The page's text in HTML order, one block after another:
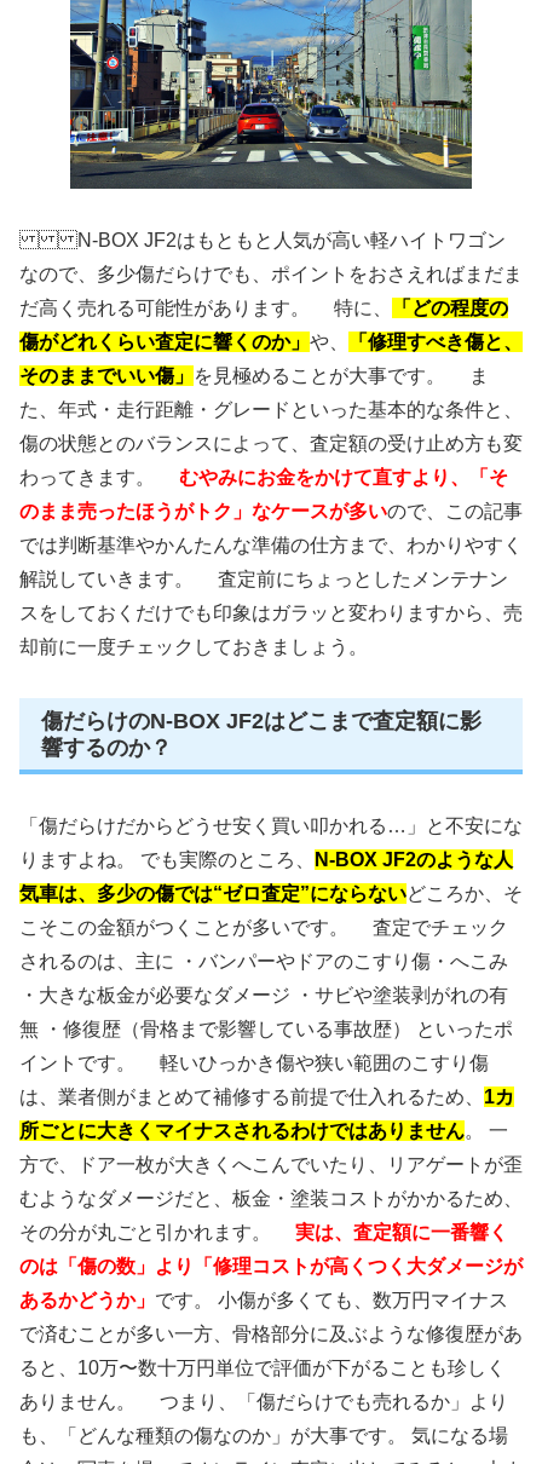
N-BOX JF2はもともと人気が高い軽ハイトワゴン
なので、多少傷だらけでも、ポイントをおさえればまだま
だ高く売れる可能性があります。 特に、
「どの程度の
傷がどれくらい査定に響くのか」 や、
「修理すべき傷と、
そのままでいい傷」 を見極めることが大事です。 ま
た、年式・走行距離・グレードといった基本的な条件と、
傷の状態とのバランスによって、査定額の受け止め方も変
わってきます。 むやみにお金をかけて直すより、「そ
のまま売ったほうがトク」なケースが多いので、この記事
では判断基準やかんたんな準備の仕方まで、わかりやすく
解説していきます。 査定前にちょっとしたメンテナン
スをしておくだけでも印象はガラッと変わりますから、売
却前に一度チェックしておきましょう。
傷だらけのN-BOX JF2はどこまで査定額に影
響するのか？
「傷だらけだからどうせ安く買い叩かれる…」と不安にな
りますよね。 でも実際のところ、
N-BOX JF2のような人
気車は、多少の傷では“ゼロ査定”にならないどころか、そ
こそこの金額がつくことが多いです。 査定でチェック
されるのは、主に ・バンパーやドアのこすり傷・へこみ
・大きな板金が必要なダメージ ・サビや塗装剥がれの有
無 ・修復歴（骨格まで影響している事故歴） といったポ
イントです。 軽いひっかき傷や狭い範囲のこすり傷
は、業者側がまとめて補修する前提で仕入れるため、 1カ
所ごとに大きくマイナスされるわけではありません。 一
方で、ドア一枚が大きくへこんでいたり、リアゲートが歪
むようなダメージだと、板金・塗装コストがかかるため、
その分が丸ごと引かれます。 実は、査定額に一番響く
のは「傷の数」より「修理コストが高くつく大ダメージが
あるかどうか」 です。 小傷が多くても、数万円マイナス
で済むことが多い一方、骨格部分に及ぶような修復歴があ
ると、10万〜数十万円単位で評価が下がることも珍しく
ありません。 つまり、「傷だらけでも売れるか」より
も、「どんな種類の傷なのか」が大事です。 気になる場